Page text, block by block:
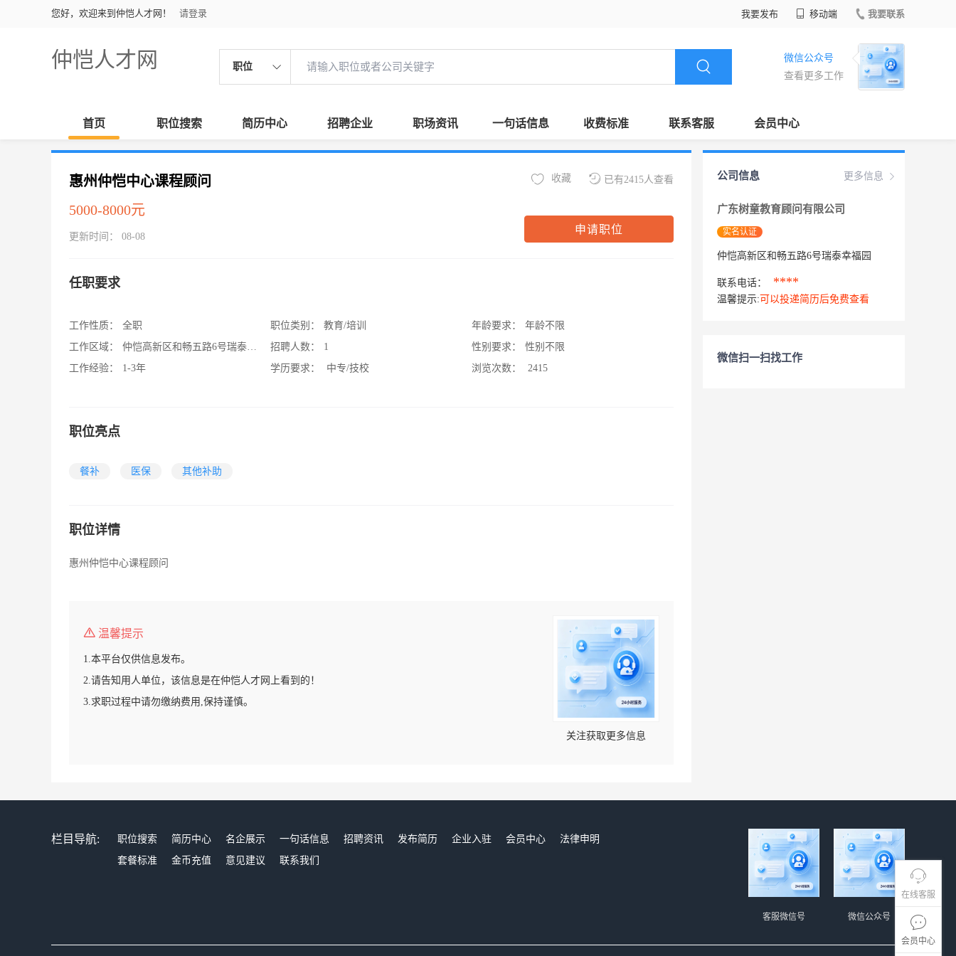
您好，欢迎来到仲恺人才网！ 请登录 我要发布 移动端 我要联系
仲恺人才网 职位
微信公众号
查看更多工作
首页 职位搜索 简历中心 招聘企业 职场资讯 一句话信息 收费标准 联系客服 会员中心
在线客服
会员中心
惠州仲恺中心课程顾问
5000-8000元
更新时间： 08-08
已有2415人查看
收藏
申请职位
任职要求
工作性质：
全职
工作区域：
仲恺高新区和畅五路6号瑞泰幸福园
工作经验：
1-3年
职位类别：
教育/培训
招聘人数：
1
学历要求：
中专/技校
年龄要求：
年龄不限
性别要求：
性别不限
浏览次数：
2415
职位亮点
餐补 医保 其他补助
职位详情
惠州仲恺中心课程顾问
温馨提示
1.本平台仅供信息发布。
2.请告知用人单位，该信息是在仲恺人才网上看到的！
3.求职过程中请勿缴纳费用,保持谨慎。
关注获取更多信息
更多信息
公司信息
广东树童教育顾问有限公司
实名认证
仲恺高新区和畅五路6号瑞泰幸福园
联系电话： ****
温馨提示: 可以投递简历后免费查看
微信扫一扫找工作
栏目导航: 职位搜索 简历中心 名企展示 一句话信息 招聘资讯 发布简历 企业入驻 会员中心
法律申明
套餐标准
金币充值 意见建议 联系我们
微信公众号
客服微信号